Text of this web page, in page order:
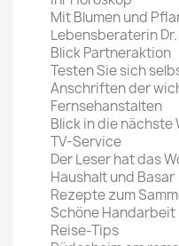
Mit Blumen und
Lebensberaterin
Blick Partneraktion
Testen Sie sich
Anschriften der
Fernsehanstalten
Blick in die nächste
TV-Service
Der Leser hat das
Haushalt und Basar
Rezepte zum
Schöne Handarbeit
Reise-Tips